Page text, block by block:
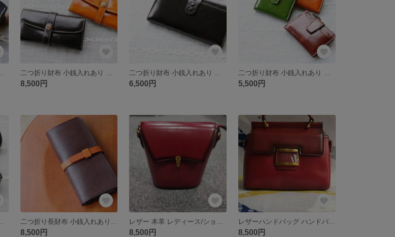
8,500円 6,500円 5,500円
8,500円 8,500円 8,500円